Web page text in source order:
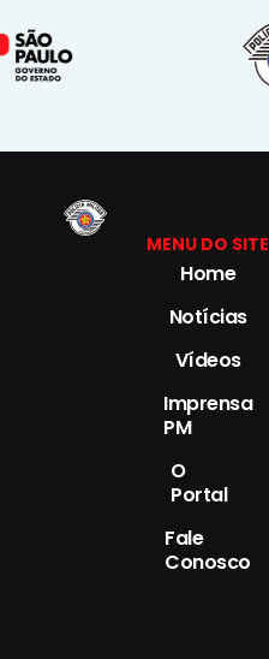
MENU DO SITE
Home
Notícias
Vídeos
Imprensa
PM
O
Portal
Fale
Conosco